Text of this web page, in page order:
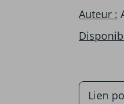
Auteur :
Lien